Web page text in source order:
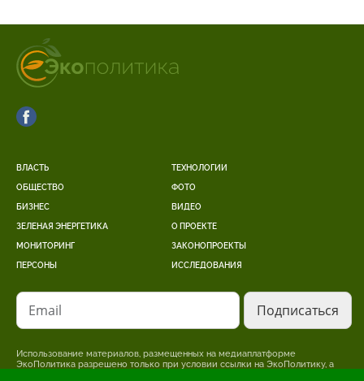
ВЛАСТЬ
ОБЩЕСТВО
БИЗНЕС
ЗЕЛЕНАЯ ЭНЕРГЕТИКА
МОНИТОРИНГ
ПЕРСОНЫ
ТЕХНОЛОГИИ
ФОТО
ВИДЕО
О ПРОЕКТЕ
ЗАКОНОПРОЕКТЫ
ИССЛЕДОВАНИЯ
Email
Использование материалов, размещенных на медиаплатформе
ЭкоПолитика разрешено только при условии ссылки на ЭкоПолитику, а